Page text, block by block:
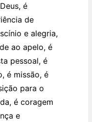
é
de
e alegria,
ao apelo, é
pessoal, é
é missão, é
para o
é coragem
e